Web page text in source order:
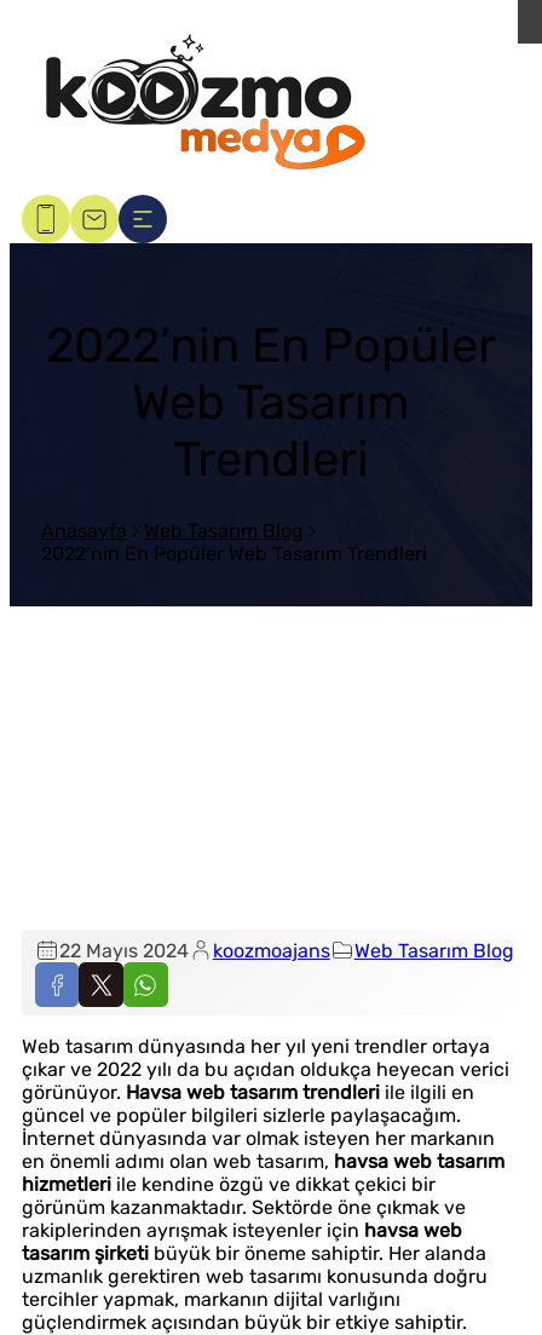
2022’nin En Popüler
Web Tasarım
Trendleri
Anasayfa
Web Tasarım Blog
2022’nin En Popüler Web Tasarım Trendleri
22 Mayıs 2024 koozmoajans Web Tasarım Blog
Web tasarım dünyasında her yıl yeni trendler ortaya
çıkar ve 2022 yılı da bu açıdan oldukça heyecan verici
görünüyor. Havsa web tasarım trendleri ile ilgili en
güncel ve popüler bilgileri sizlerle paylaşacağım.
İnternet dünyasında var olmak isteyen her markanın
en önemli adımı olan web tasarım, havsa web tasarım
hizmetleri ile kendine özgü ve dikkat çekici bir
görünüm kazanmaktadır. Sektörde öne çıkmak ve
rakiplerinden ayrışmak isteyenler için havsa web
tasarım şirketi büyük bir öneme sahiptir. Her alanda
uzmanlık gerektiren web tasarımı konusunda doğru
tercihler yapmak, markanın dijital varlığını
güçlendirmek açısından büyük bir etkiye sahiptir.